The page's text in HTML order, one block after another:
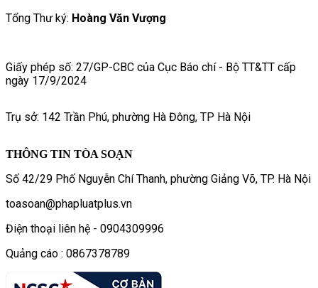
Tổng Thư ký: Hoàng Văn Vượng
Giấy phép số: 27/GP-CBC của Cục Báo chí - Bộ TT&TT cấp
ngày 17/9/2024
Trụ sở: 142 Trần Phú, phường Hà Đông, TP Hà Nội
THÔNG TIN TÒA SOẠN
Số 42/29 Phố Nguyễn Chí Thanh, phường Giảng Võ, TP. Hà Nội
toasoan@phapluatplus.vn
Điện thoại liên hệ - 0904309996
Quảng cáo : 0867378789